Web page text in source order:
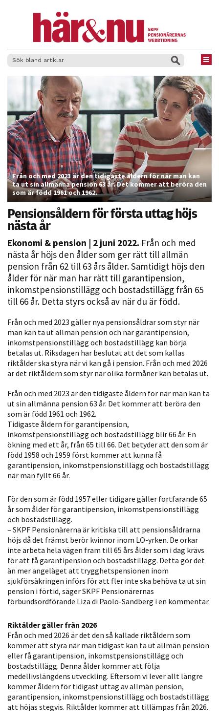
Från och med 2023 är den tidigaste åldern för när man kan
ta ut sin allmänna pension 63 år. Det kommer att beröra den
som är född 1961 och 1962.
Pensionsåldern för första uttag höjs
nästa år
Ekonomi & pension | 2 juni 2022. Från och med
nästa år höjs den ålder som ger rätt till allmän
pension från 62 till 63 års ålder. Samtidigt höjs den
ålder för när man har rätt till garantipension,
inkomstpensionstillägg och bostadstillägg från 65
till 66 år. Detta styrs också av när du är född.
Från och med 2023 gäller nya pensionsåldrar som styr när
man kan ta ut allmän pension och när garantipension,
inkomstpensionstillägg och bostadstillägg kan börja
betalas ut. Riksdagen har beslutat att det som kallas
riktålder ska styra när vi kan gå i pension. Från och med 2026
är det riktåldern som styr när olika förmåner kan betalas ut.
Från och med 2023 är den tidigaste åldern för när man kan ta
ut sin allmänna pension 63 år. Det kommer att beröra den
som är född 1961 och 1962.
Tidigaste åldern för garantipension,
inkomstpensionstillägg och bostadstillägg blir 66 år. En
ökning med ett år, från 65 till 66. Det betyder att den som är
född 1958 och 1959 först kommer att kunna få
garantipension, inkomstpensionstillägg och bostadstillägg
när man fyllt 66 år.
För den som är född 1957 eller tidigare gäller fortfarande 65
år som ålder för garantipension, inkomstpensionstillägg
och bostadstillägg.
– SKPF Pensionärerna är kritiska till att pensionsåldrarna
höjs då det främst berör kvinnor inom LO-yrken. De orkar
inte arbeta hela vägen fram till 65 års ålder som i dag krävs
för att få garantipension och bostadstillägg. Detta gör det
än mer angeläget att trygghetspensionen inom
sjukförsäkringen införs för att fler inte ska behöva ta ut sin
pension i förtid, säger SKPF Pensionärernas
förbundsordförande Liza di Paolo-Sandberg i en kommentar.
Riktålder gäller från 2026
Från och med 2026 är det den så kallade riktåldern som
kommer att styra när man tidigast kan ta ut allmän pension
eller få garantipension, inkomstpensionstillägg och
bostadstillägg. Denna ålder kommer att följa
medellivslängdens utveckling. Eftersom vi lever allt längre
kommer åldern för tidigast uttag av allmän pension,
garantipension, inkomstpensionstillägg och bostadstillägg
att höjas stegvis. Riktålder kommer att tillämpas från 2026.
Nödvändiga
Dessa kakor
går inte att
välja bort. De
behövs för
att hemsidan
över huvud
taget ska
Statistik
För att vi ska
kunna
hemsidans
funktionalitet
uppbyggnad,
baserat på
hur hemsidan
används.
Upplevelse
prestera så
bra som
möjligt under
ditt besök.
Om du nekar
de här
kakorna